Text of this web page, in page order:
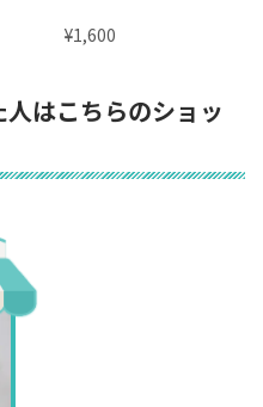
¥1,600
はこちらのショッ